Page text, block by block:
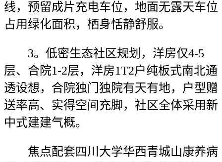
线，预留成片充电车位，地面无露天车位
占用绿化面积，栖身恬静舒服。
3。低密生态社区规划，洋房仅4-5
层、合院1-2层，洋房1T2户纯板式南北通
透设想，合院独门独院有天有地，户型赠
送率高、实得空间充脚，社区全体采用新
中式建建气概。
焦点配套四川大学华西青城山康养病